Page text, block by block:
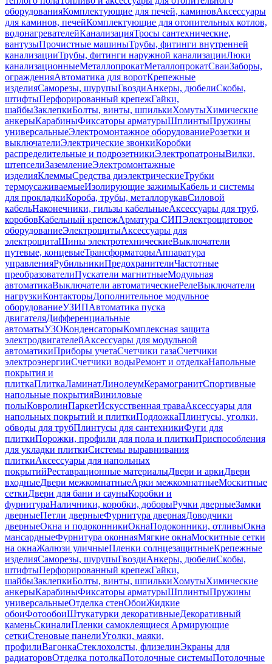
оборудованияКомплектующие для печей, каминовАксессуары
для каминов, печейКомплектующие для отопительных котлов,
водонагревателейКанализацияТросы сантехнические,
вантузыПрочистные машиныТрубы, фитинги внутренней
канализацииТрубы, фитинги наружной канализацииЛюки
канализационныеМеталлопрокатМеталлопрокатСваиЗаборы,
огражденияАвтоматика для воротКрепежные
изделияСаморезы, шурупыГвоздиАнкеры, дюбелиСкобы,
штифтыПерфорированный крепежГайки,
шайбыЗаклепкиБолты, винты, шпилькиХомутыХимические
анкерыКарабиныФиксаторы арматурыШплинтыПружины
универсальныеЭлектромонтажное оборудованиеРозетки и
выключателиЭлектрические звонкиКоробки
распределительные и подрозетникиЭлектропатроныВилки,
штепселиЗаземлениеЭлектромонтажные
изделияКлеммыСредства диэлектрическиеТрубки
термоусаживаемыеИзолирующие зажимыКабель и системы
для прокладкиКороба, трубы, металлорукавСиловой
кабельНаконечники, гильзы кабельныеАксессуары для труб,
коробовКабельный крепежАрматура СИПЭлектрощитовое
оборудованиеЭлектрощитыАксессуары для
электрощитаШины электротехническиеВыключатели
путевые, концевыеТрансформаторыАппаратура
управленияРубильникиПредохранителиЧастотные
преобразователиПускатели магнитныеМодульная
автоматикаВыключатели автоматическиеРелеВыключатели
нагрузкиКонтакторыДополнительное модульное
оборудованиеУЗИПАвтоматика пуска
двигателяДифференциальные
автоматыУЗОКонденсаторыКомплексная защита
электродвигателейАксессуары для модульной
автоматикиПриборы учетаСчетчики газаСчетчики
электроэнергииСчетчики водыРемонт и отделкаНапольные
покрытия и
плиткаПлиткаЛаминатЛинолеумКерамогранитСпортивные
напольные покрытияВиниловые
полыКовролинПаркетИскусственная траваАксессуары для
напольных покрытий и плиткиПодложкаПлинтусы, уголки,
обводы для трубПлинтусы для сантехникиФуги для
плиткиПорожки, профили для пола и плиткиПриспособления
для укладки плиткиСистемы выравнивания
плиткиАксессуары для напольных
покрытийРеставрационные материалыДвери и аркиДвери
входныеДвери межкомнатныеАрки межкомнатныеМоскитные
сеткиДвери для бани и сауныКоробки и
фурнитураНаличники, коробки, доборыРучки дверныеЗамки
дверныеПетли дверныеФурнитура двернаяДоводчики
дверныеОкна и подоконникиОкнаПодоконники, отливыОкна
мансардныеФурнитура оконнаяМягкие окнаМоскитные сетки
на окнаЖалюзи уличныеПленки солнцезащитныеКрепежные
изделияСаморезы, шурупыГвоздиАнкеры, дюбелиСкобы,
штифтыПерфорированный крепежГайки,
шайбыЗаклепкиБолты, винты, шпилькиХомутыХимические
анкерыКарабиныФиксаторы арматурыШплинтыПружины
универсальныеОтделка стенОбоиЖидкие
обоиФотообоиШтукатурки декоративныеДекоративный
каменьСкиналиПленки самоклеящиеся Армирующие
сеткиСтеновые панелиУголки, маяки,
профилиВагонкаСтеклохолсты, флизелинЭкраны для
радиаторовОтделка потолкаПотолочные системыПотолочные